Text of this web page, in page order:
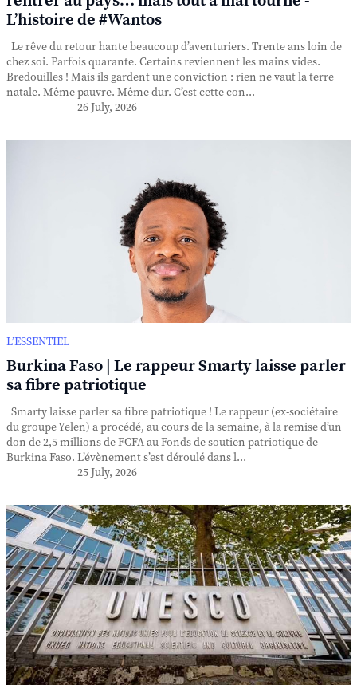
L’histoire de #Wantos
Le rêve du retour hante beaucoup d’aventuriers. Trente ans loin de
chez soi. Parfois quarante. Certains reviennent les mains vides.
Bredouilles ! Mais ils gardent une conviction : rien ne vaut la terre
natale. Même pauvre. Même dur. C’est cette con...
26 July, 2026
L’ESSENTIEL
Burkina Faso | Le rappeur Smarty laisse parler
sa fibre patriotique
Smarty laisse parler sa fibre patriotique ! Le rappeur (ex-sociétaire
du groupe Yelen) a procédé, au cours de la semaine, à la remise d’un
don de 2,5 millions de FCFA au Fonds de soutien patriotique de
Burkina Faso. L’évènement s’est déroulé dans l...
25 July, 2026